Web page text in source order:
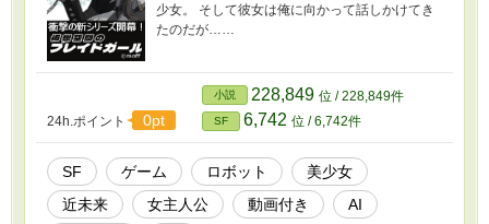
少女。 そして彼女は俺に向かって話しかけてき
たのだが……
24h.ポイント 0pt
小説 228,849 位 / 228,849件
SF 6,742 位 / 6,742件
SF ゲーム ロボット
美少女
近未来
女主人公 動画付き
AI